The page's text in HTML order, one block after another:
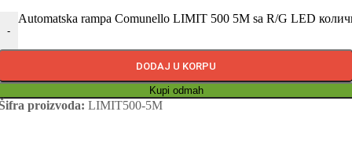
-
Automatska rampa Comunello LIMIT 500 5M sa R/G LED
DODAJ U KORPU
Kupi odmah
proizvoda: LIMIT500-5M